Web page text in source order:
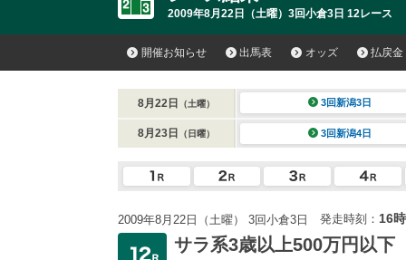
2009年8月22日（土曜）3回小倉3日 12レース
開催お知らせ 出馬表 オッズ 払戻金
8月22日 （土曜） 3回新潟3日
8月23日 （日曜） 3回新潟4日
2009年8月22日（土曜） 3回小倉3日 発走時刻： 16
サラ系3歳以上500万円以下